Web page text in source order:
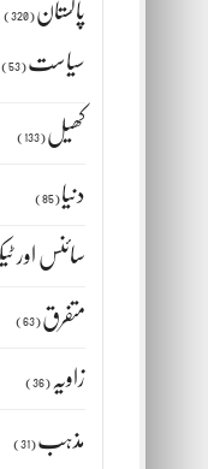
پاکستان (320)
سیاست (53)
کھیل (133)
دنیا (85)
سائنس اور
متفرق (63)
زاویہ (36)
مذہب (31)